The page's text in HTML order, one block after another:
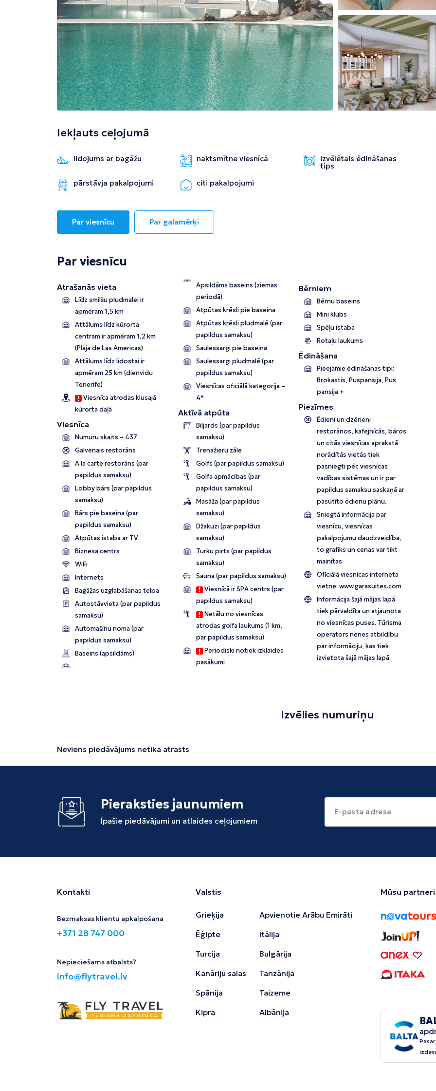
Kolombo Enfida Tirāna
Iekļauts ceļojumā
lidojums ar bagāžu naktsmītne viesnīcā izvēlētais ēdināšanas
tips
pārstāvja pakalpojumi
citi pakalpojumi
Par viesnīcu Par galamērķi
Par viesnīcu
Atrašanās vieta
Līdz smilšu pludmalei ir
apmēram 1,5 km
Attālums līdz kūrorta
centram ir apmēram 1,2 km
(Plaja de Las Americas)
Attālums līdz lidostai ir
apmēram 25 km (dienvidu
Tenerife)
Viesnīca atrodas klusajā
kūrorta daļā
Viesnīca
Numuru skaits – 437
Galvenais restorāns
A la carte restorāns (par
papildus samaksu)
Lobby bārs (par papildus
samaksu)
Bārs pie baseina (par
papildus samaksu)
Atpūtas istaba ar TV
Biznesa centrs
WiFi
Internets
Bagāžas uzglabāšanas telpa
Autostāvvieta (par papildus
samaksu)
Automašīnu noma (par
papildus samaksu)
Baseins (apsildāms)
Apsildāms baseins (ziemas
periodā)
Atpūtas krēsli pie baseina
Atpūtas krēsli pludmalē (par
papildus samaksu)
Saulessargi pie baseina
Saulessargi pludmalē (par
papildus samaksu)
Viesnīcas oficiālā kategorija –
4*
Aktīvā atpūta
Biljards (par papildus
samaksu)
Trenažieru zāle
Golfs (par papildus samaksu)
Golfa apmācības (par
papildus samaksu)
Masāža (par papildus
samaksu)
Džakuzi (par papildus
samaksu)
Turku pirts (par papildus
samaksu)
Sauna (par papildus samaksu)
Viesnīcā ir SPA centrs (par
papildus samaksu)
Netālu no viesnīcas
atrodas golfa laukums (1 km,
par papildus samaksu)
Periodiski notiek izklaides
pasākumi
Bērniem
Bērnu baseins
Mini klubs
Spēļu istaba
Rotaļu laukums
Ēdināšana
Pieejamie ēdināšanas tipi:
Brokastis, Puspansija, Pus
pansija +
Piezīmes
Ēdieni un dzērieni
restorānos, kafejnīcās, bāros
un citās viesnīcas aprakstā
norādītās vietās tiek
pasniegti pēc viesnīcas
vadības sistēmas un ir par
papildus samaksu saskaņā ar
pasūtīto ēdienu plānu.
Sniegtā informācija par
viesnīcu, viesnīcas
pakalpojumu daudzveidība,
to grafiks un cenas var tikt
mainītas
Oficiālā viesnīcas interneta
vietne:www.garasuites.com
Informācija šajā mājas lapā
tiek pārvaldīta un atjaunota
no viesnīcas puses. Tūrisma
operators nenes atbildību
par informāciju, kas tiek
izvietota šajā mājas lapā.
Izvēlies numuriņu
Neviens piedāvājums netika atrasts
Pieraksties jaunumiem
Īpašie piedāvājumi un atlaides ceļojumiem
Kontakti
Bezmaksas klientu apkalpošana
+371 28 747 000
Nepieciešams atbalsts?
info@flytravel.lv
Valstis
Grieķija
Ēģipte
Turcija
Kanāriju salas
Spānija
Kipra
Apvienotie Arābu Emirāti
Itālija
Bulgārija
Tanzānija
Taizeme
Albānija
Mūsu partneri